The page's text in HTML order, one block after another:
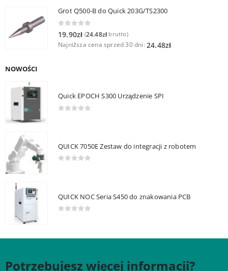
Grot Q500-B do Quick 203G/TS2300
0out of 5
19.90zł (24.48złbrutto)
Najniższa cena sprzed 30 dni: 24.48zł.
NOWOŚCI
Quick EPOCH S300 Urządzenie SPI
QUICK 7050E Zestaw do integracji z robotem
QUICK NOC Seria S450 do znakowania PCB
Potrzebujesz więcej informacji?